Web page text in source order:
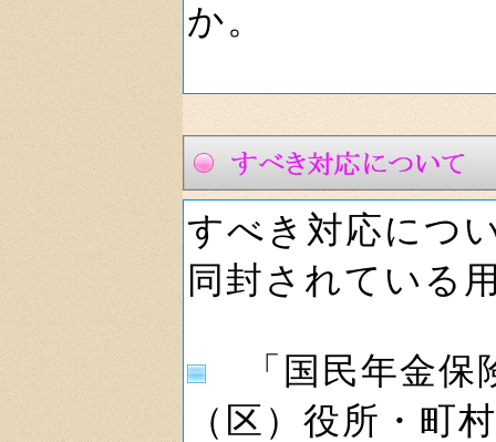
か。
すべき対応につ
同封されている
「国民年金保
（区）役所・町